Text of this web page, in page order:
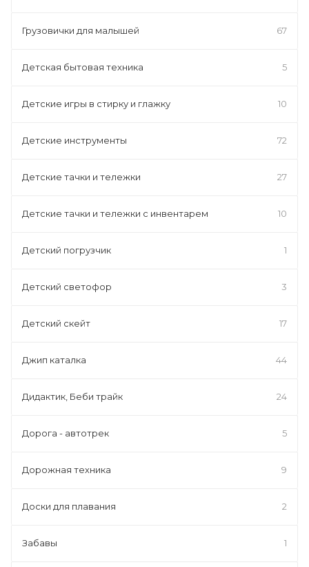
Грузовички для малышей 67
Детская бытовая техника 5
Детские игры в стирку и глажку 10
Детские инструменты 72
Детские тачки и тележки 27
Детские тачки и тележки с инвентарем 10
Детский погрузчик 1
Детский светофор 3
Детский скейт 17
Джип каталка 44
Дидактик, Беби трайк 24
Дорога - автотрек 5
Дорожная техника 9
Доски для плавания 2
Забавы 1